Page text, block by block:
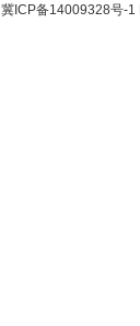
冀ICP备14009328号-1